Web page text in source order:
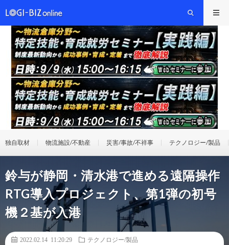
独自取材 物流施設/不動産 災害/事故/不祥事 テクノロジー/製品
鈴与が静岡・清水港で進める遠隔操作
RTG導入プロジェクト、第1弾の初号
機２基が入港
2022.02.14 11:20:29
テクノロジー/製品